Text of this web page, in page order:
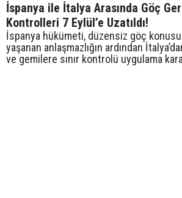
İspanya ile İtalya Arasında Göç
Kontrolleri 7 Eylül’e Uzatıldı!
İspanya hükümeti, düzensiz göç
yaşanan anlaşmazlığın ardından
ve gemilere sınır kontrolü uygulama